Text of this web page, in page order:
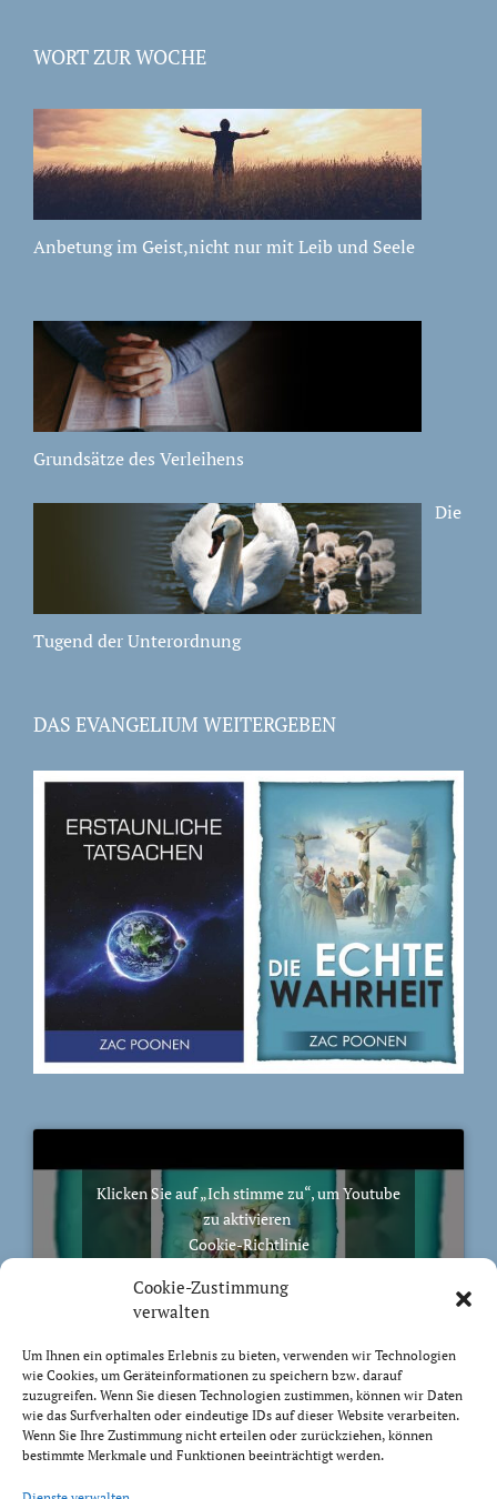
Cookie-Zustimmung
verwalten
Um Ihnen ein optimales Erlebnis zu bieten, verwenden wir Technologien
wie Cookies, um Geräteinformationen zu speichern bzw. darauf
zuzugreifen. Wenn Sie diesen Technologien zustimmen, können wir Daten
wie das Surfverhalten oder eindeutige IDs auf dieser Website verarbeiten.
Wenn Sie Ihre Zustimmung nicht erteilen oder zurückziehen, können
bestimmte Merkmale und Funktionen beeinträchtigt werden.
WORT ZUR WOCHE
Anbetung im Geist,nicht nur mit Leib und Seele
Grundsätze des Verleihens
Die
Tugend der Unterordnung
DAS EVANGELIUM WEITERGEBEN
Klicken Sie auf „Ich stimme zu“, um Youtube
zu aktivieren
Cookie-Richtlinie
Ich stimme zu
BIBELVERS DES TAGES